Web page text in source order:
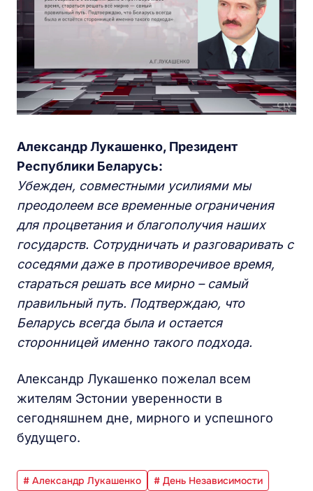
Александр Лукашенко, Президент
Республики Беларусь:
Убежден, совместными усилиями мы
преодолеем все временные ограничения
для процветания и благополучия наших
государств. Сотрудничать и разговаривать с
соседями даже в противоречивое время,
стараться решать все мирно – самый
правильный путь. Подтверждаю, что
Беларусь всегда была и остается
сторонницей именно такого подхода.
Александр Лукашенко пожелал всем
жителям Эстонии уверенности в
сегодняшнем дне, мирного и успешного
будущего.
# Александр Лукашенко # День Независимости